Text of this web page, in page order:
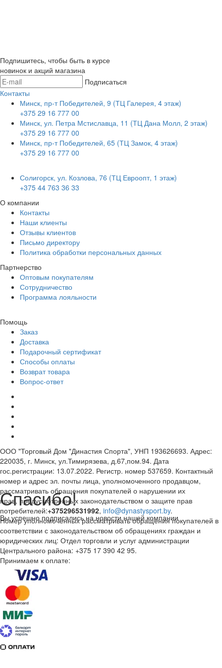
Подпишитесь, чтобы быть в курсе
новинок и акций магазина
Подписаться
Контакты
Минск, пр-т Победителей, 9 (ТЦ Галерея, 4 этаж)
+375 29 16 777 00
Минск, ул. Петра Мстиславца, 11 (ТЦ Дана Молл, 2 этаж)
+375 29 16 777 00
Минск, пр-т Победителей, 65 (ТЦ Замок, 4 этаж)
+375 29 16 777 00
Солигорск, ул. Козлова, 76 (ТЦ Евроопт, 1 этаж)
+375 44 763 36 33
О компании
Контакты
Наши клиенты
Отзывы клиентов
Письмо директору
Политика обработки персональных данных
Партнерство
Оптовым покупателям
Сотрудничество
Программа лояльности
Помощь
Заказ
Доставка
Подарочный сертификат
Способы оплаты
Возврат товара
Вопрос-ответ
ООО "Торговый Дом "Династия Спорта", УНП 193626693. Адрес:
220035, г. Минск, ул.Тимирязева, д.67,пом.94. Дата
гос.регистрации: 13.07.2022. Регистр. номер 537659. Контактный
номер и адрес эл. почты лица, уполномоченного продавцом,
рассматривать обращения покупателей о нарушении их
прав, предусмотренных законодательством о защите прав
потребителей:+375296531992, info@dynastysport.by.
Номер уполномоченных рассматривать обращения покупателей в
соответствии с законодательством об обращениях граждан и
юридических лиц: Отдел торговли и услуг администрации
Центрального района: +375 17 390 42 95.
Принимаем к оплате:
Спасибо!
Вы успешно подписались на новости нашей компании